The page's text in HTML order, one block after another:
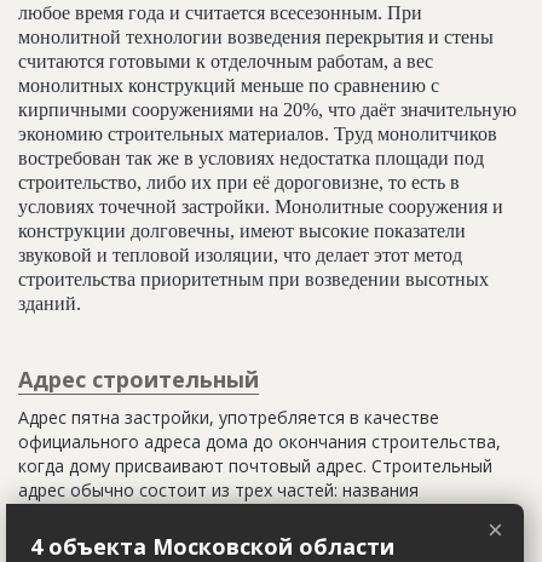
любое время года и считается всесезонным. При
монолитной технологии возведения перекрытия и стены
считаются готовыми к отделочным работам, а вес
монолитных конструкций меньше по сравнению с
кирпичными сооружениями на 20%, что даёт значительную
экономию строительных материалов. Труд монолитчиков
востребован так же в условиях недостатка площади под
строительство, либо их при её дороговизне, то есть в
условиях точечной застройки. Монолитные сооружения и
конструкции долговечны, имеют высокие показатели
звуковой и тепловой изоляции, что делает этот метод
строительства приоритетным при возведении высотных
зданий.
Адрес строительный
Адрес пятна застройки, употребляется в качестве
официального адреса дома до окончания строительства,
когда дому присваивают почтовый адрес. Строительный
адрес обычно состоит из трех частей: названия
строительного района (возможно, улицы), номера квартала
(не обязательно) и корпуса (владения).
×
4 объекта Московской области